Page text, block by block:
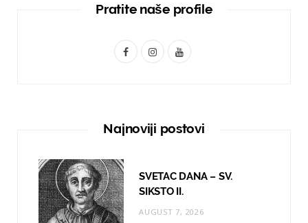
Pratite naše profile
F
I
t
r
a
Y
T
e
Najnoviji postovi
SVETAC DANA – SV.
SIKSTO II.
AUGUST 7, 2026